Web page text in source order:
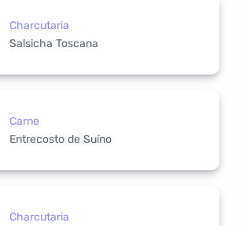
Charcutaria
Salsicha Toscana
Carne
Entrecosto de Suíno
Charcutaria